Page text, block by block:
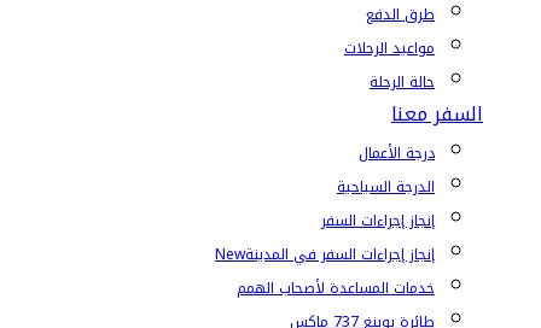
طرق الدفع
مواعيد الرحلات
حالة الرحلة
السفر معنا
درجة الأعمال
الدرجة السياحية
إنجاز إجراءات السفر
إنجاز إجراءات السفر في المدينةNew
خدمات المساعدة لأصحاب الهمم
طائرة بوينغ 737 ماكس